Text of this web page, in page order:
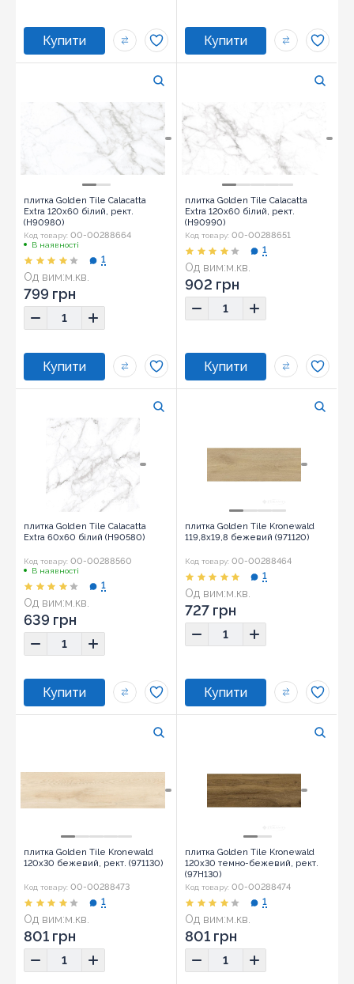
плитка Golden Tile Calacatta
Extra 120x60 білий, рект.
(Н90980)
Код товару: 00-00288664
В наявності
Од вим:м.кв.
1
799 грн
плитка Golden Tile Calacatta
Extra 120x60 білий, рект.
(Н90990)
Код товару: 00-00288651
Од вим:м.кв.
1
902 грн
плитка Golden Tile Calacatta
Extra 60x60 білий (Н90580)
Код товару: 00-00288560
В наявності
Од вим:м.кв.
1
639 грн
плитка Golden Tile Kronewald
119,8x19,8 бежевий (971120)
Код товару: 00-00288464
Од вим:м.кв.
1
727 грн
плитка Golden Tile Kronewald
120x30 бежевий, рект. (971130)
Код товару: 00-00288473
Од вим:м.кв.
1
801 грн
плитка Golden Tile Kronewald
120x30 темно-бежевий, рект.
(97Н130)
Код товару: 00-00288474
Од вим:м.кв.
1
801 грн